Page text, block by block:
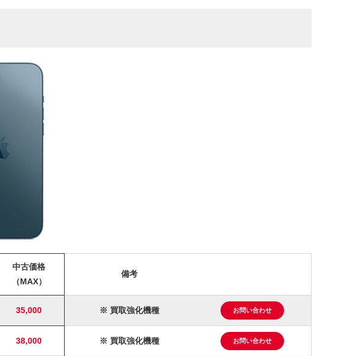
中古価格
（MAX）
備考
35,000 ※ 買取強化機種 お問い合わせ
38,000 ※ 買取強化機種 お問い合わせ